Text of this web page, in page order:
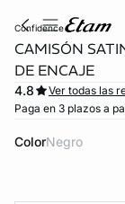
confidence
CAMISÓN
DE ENCAJE
4.8
Ver todas las
Paga en 3 plazos a
Color negro